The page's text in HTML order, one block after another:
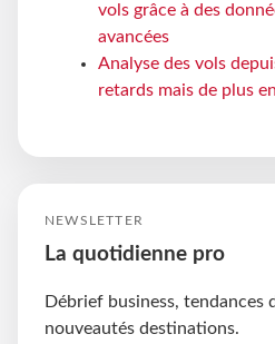
vols grâce à des
avancées
Analyse des vols
retards mais de plus
NEWSLETTER
La quotidienne pro
Débrief business,
nouveautés destinations.